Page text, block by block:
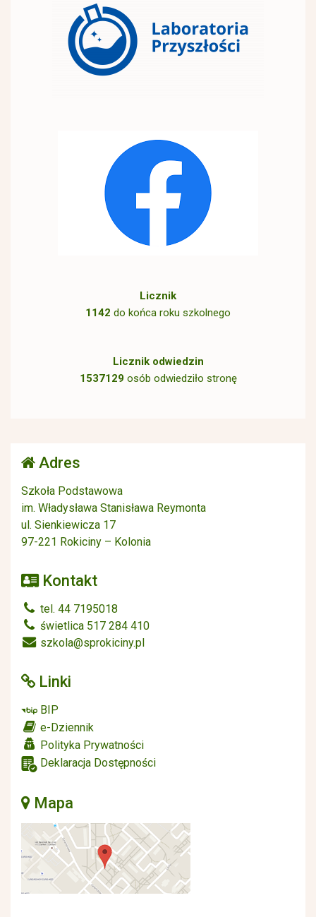
Licznik
1142 do końca roku szkolnego
Licznik odwiedzin
1537129osób odwiedziło stronę
Adres
Szkoła Podstawowa
im. Władysława Stanisława Reymonta
ul. Sienkiewicza 17
97-221 Rokiciny – Kolonia
Kontakt
tel. 44 7195018
świetlica 517 284 410
szkola@sprokiciny.pl
Linki
BIP
e-Dziennik
Polityka Prywatności
Deklaracja Dostępności
Mapa